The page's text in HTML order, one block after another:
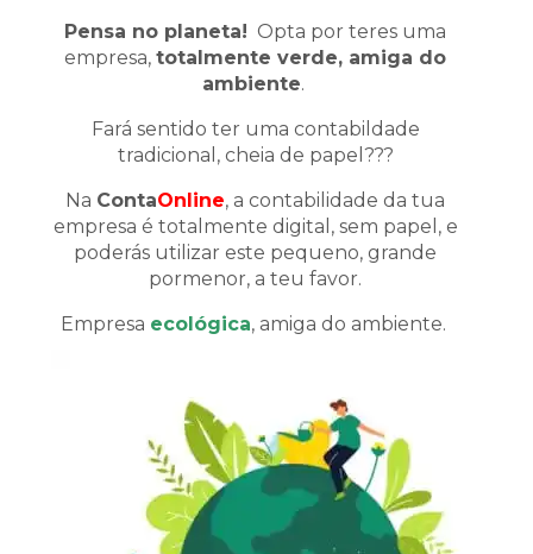
Pensa no planeta! Opta por teres uma
empresa,totalmente verde, amiga do
ambiente.
Fará sentido ter uma contabildade
tradicional, cheia de papel???
Na ContaOnline, a contabilidade da tua
empresa é totalmente digital, sem papel, e
poderás utilizar este pequeno, grande
pormenor, a teu favor.
Empresa ecológica, amiga do ambiente.